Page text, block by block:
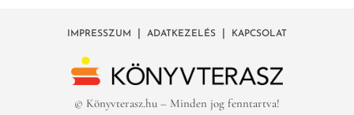
IMPRESSZUM ADATKEZELÉS| KAPCSOLAT
© Könyvterasz.hu – Minden jog fenntartva!